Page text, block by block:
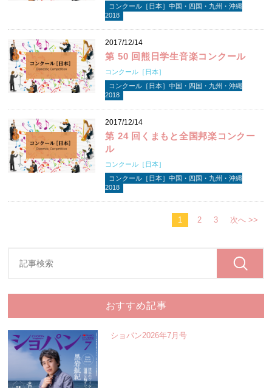
コンクール［日本］中国・四国・九州・沖縄
2018
2017/12/14
第 50 回熊日学生音楽コンクール
コンクール［日本］
コンクール［日本］中国・四国・九州・沖縄
2018
2017/12/14
第 24 回くまもと全国邦楽コンクー
ル
コンクール［日本］
コンクール［日本］中国・四国・九州・沖縄
2018
1 2 3 次へ >>
おすすめ記事
ショパン2026年7月号